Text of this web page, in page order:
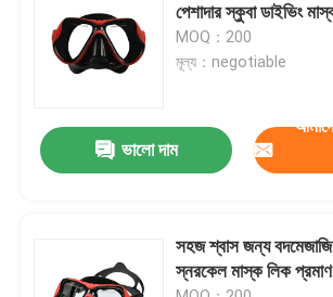
উদ্ধৃতির জন্য আবেদন
নিরাপত্তা চশমা গগলস
পেশাদার স্কুবা ডাইভিং
MOQ：200
মূল্য：negotiable
ভালো দাম
সহজ শ্বাস জন্য বদমেজাজি
স্নরকেল মাস্ক লিক প্রমাণ